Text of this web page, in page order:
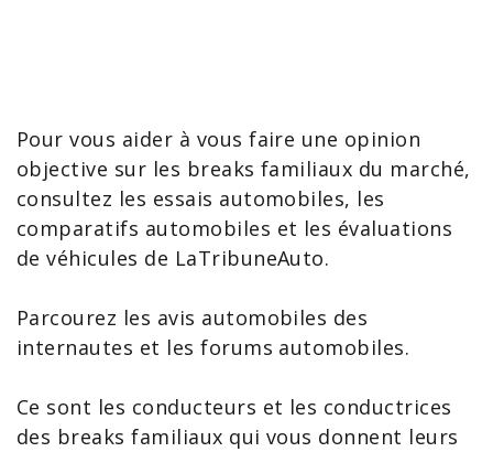
Pour vous aider à vous faire une opinion
objective sur les breaks familiaux du marché,
consultez les essais automobiles, les
comparatifs automobiles et les évaluations
de véhicules de LaTribuneAuto.
Parcourez les avis automobiles des
internautes et lesforums automobiles.
Ce sont les conducteurs et les conductrices
des breaks familiaux qui vous donnent leurs